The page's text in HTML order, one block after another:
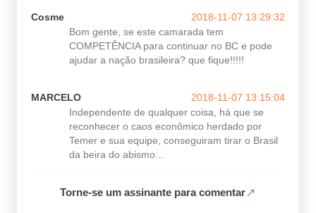
Cosme
2018-11-07 13:29:32
Bom gente, se este camarada tem
COMPETÊNCIA para continuar no BC e pode
ajudar a nação brasileira? que fique!!!!!
MARCELO
2018-11-07 13:15:04
Independente de qualquer coisa, há que se
reconhecer o caos econômico herdado por
Temer e sua equipe, conseguiram tirar o Brasil
da beira do abismo...
Torne-se um assinante para comentar